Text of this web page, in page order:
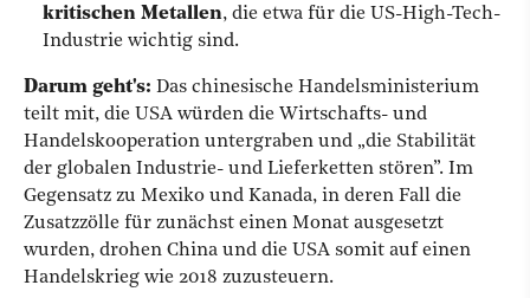
kritischen Metallen, die etwa für die US-High-Tech-
Industrie wichtig sind.
Darum geht's: Das chinesische Handelsministerium
teilt mit, die USA würden die Wirtschafts- und
Handelskooperation untergraben und „die Stabilität
der globalen Industrie- und Lieferketten stören”. Im
Gegensatz zu Mexiko und Kanada, in deren Fall die
Zusatzzölle für zunächst einen Monat ausgesetzt
wurden, drohen China und die USA somit auf einen
Handelskrieg wie 2018 zuzusteuern.